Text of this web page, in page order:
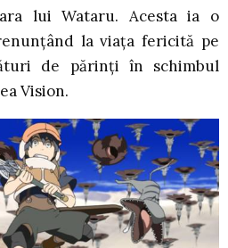
lui Wataru. Acesta ia o
la viaţa fericită pe
de părinţi în schimbul
Vision.